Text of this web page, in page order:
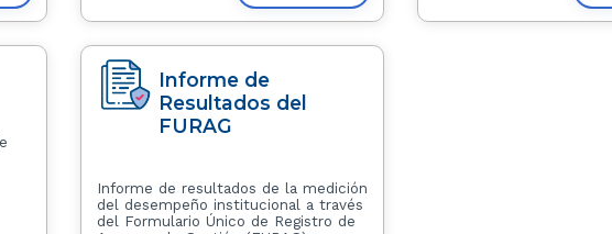
Informe de
Resultados del
FURAG
Informe de resultados de la medición
del desempeño institucional a través
del Formulario Único de Registro de